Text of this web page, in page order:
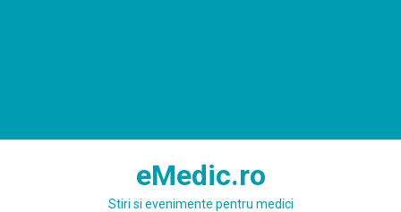
eMedic.ro
Stiri si evenimente pentru medici